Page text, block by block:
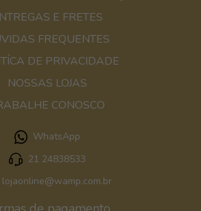
E FRETES
FREQUENTES
DE PRIVACIDADE
NOSSAS LOJAS
CONOSCO
WhatsApp
21 24838533
lojaonline@wamp.com.br